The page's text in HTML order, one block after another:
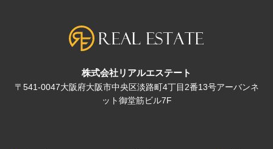
株式会社リアルエステート
〒541-0047大阪府大阪市中央区淡路町4丁目2番13号アーバンネ
ット御堂筋ビル7F